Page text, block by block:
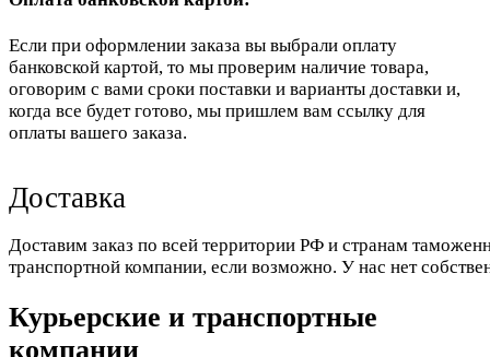
Если при оформлении заказа вы выбрали оплату
банковской картой, то мы проверим наличие товара,
оговорим с вами сроки поставки и варианты доставки и,
когда все будет готово, мы пришлем вам ссылку для
оплаты вашего заказа.
Доставка
Доставим заказ по всей территории РФ и странам
транспортной компании, если возможно. У нас нет
Курьерские и транспортные
компании